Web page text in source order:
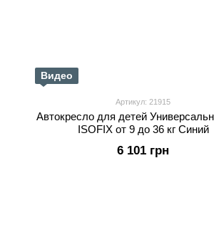
Видео
Артикул: 21915
Автокресло для детей
ISOFIX от 9 до 36 кг Синий
6 101 грн